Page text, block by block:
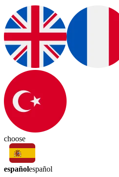
choose
españolespañol